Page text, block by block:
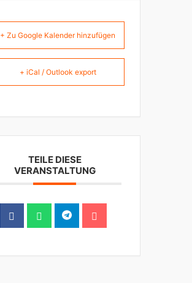
+ Zu Google Kalender hinzufügen
+ iCal / Outlook export
TEILE DIESE
VERANSTALTUNG